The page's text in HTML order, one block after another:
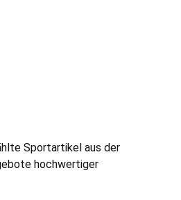
Sportartikel aus der
hochwertiger